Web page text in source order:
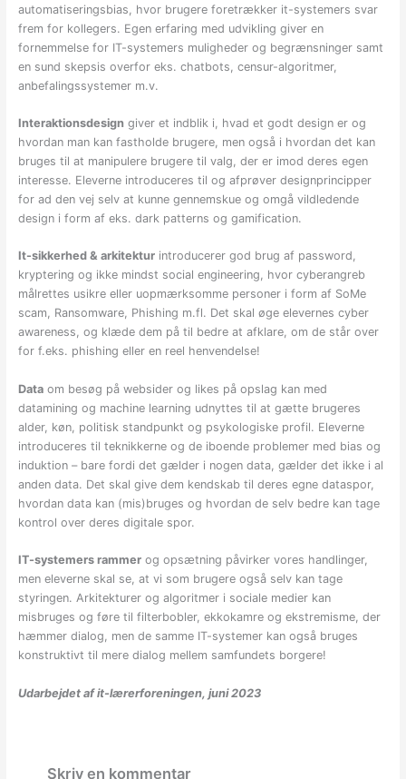
automatiseringsbias, hvor brugere foretrækker it-systemers svar
frem for kollegers. Egen erfaring med udvikling giver en
fornemmelse for IT-systemers muligheder og begrænsninger samt
en sund skepsis overfor eks. chatbots, censur-algoritmer,
anbefalingssystemer m.v.
Interaktionsdesign giver et indblik i, hvad et godt design er og
hvordan man kan fastholde brugere, men også i hvordan det kan
bruges til at manipulere brugere til valg, der er imod deres egen
interesse. Eleverne introduceres til og afprøver designprincipper
for ad den vej selv at kunne gennemskue og omgå vildledende
design i form af eks. dark patterns og gamification.
It-sikkerhed & arkitekturintroducerer god brug af password,
kryptering og ikke mindst social engineering, hvor cyberangreb
målrettes usikre eller uopmærksomme personer i form af SoMe
scam, Ransomware, Phishing m.fl. Det skal øge elevernes cyber
awareness, og klæde dem på til bedre at afklare, om de står over
for f.eks. phishing eller en reel henvendelse!
Dataom besøg på websider og likes på opslag kan med
datamining og machine learning udnyttes til at gætte brugeres
alder, køn, politisk standpunkt og psykologiske profil. Eleverne
introduceres til teknikkerne og de iboende problemer med bias og
induktion – bare fordi det gælder i nogen data, gælder det ikke i al
anden data. Det skal give dem kendskab til deres egne dataspor,
hvordan data kan (mis)bruges og hvordan de selv bedre kan tage
kontrol over deres digitale spor.
IT-systemers rammerog opsætning påvirker vores handlinger,
men eleverne skal se, at vi som brugere også selv kan tage
styringen. Arkitekturer og algoritmer i sociale medier kan
misbruges og føre til filterbobler, ekkokamre og ekstremisme, der
hæmmer dialog, men de samme IT-systemer kan også bruges
konstruktivt til mere dialog mellem samfundets borgere!
Udarbejdet af it-lærerforeningen, juni 2023
Skriv en kommentar